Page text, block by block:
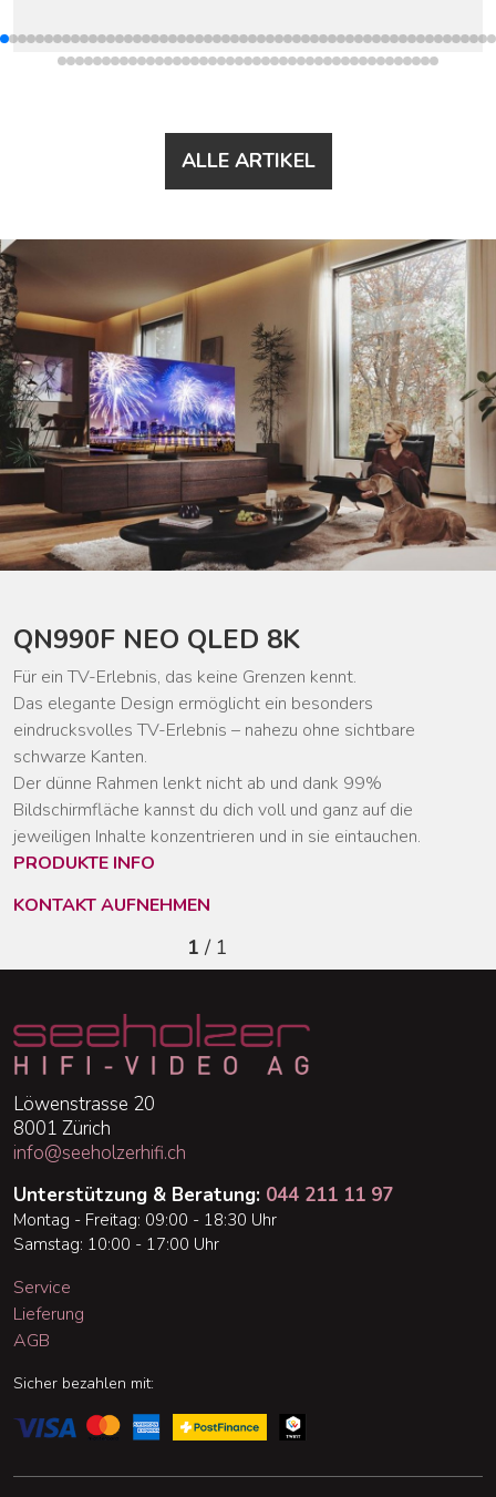
ALLE ARTIKEL
1 / 1
QN990F NEO QLED 8K
Für ein TV-Erlebnis, das keine Grenzen kennt.
Das elegante Design ermöglicht ein besonders
eindrucksvolles TV-Erlebnis – nahezu ohne sichtbare
schwarze Kanten.
Der dünne Rahmen lenkt nicht ab und dank 99%
Bildschirmfläche kannst du dich voll und ganz auf die
jeweiligen Inhalte konzentrieren und in sie eintauchen.
PRODUKTE INFO
KONTAKT AUFNEHMEN
Löwenstrasse 20
8001 Zürich
info@seeholzerhifi.ch
Unterstützung & Beratung: 044 211 11 97
Montag - Freitag: 09:00 - 18:30 Uhr
Samstag: 10:00 - 17:00 Uhr
Service
Lieferung
AGB
Sicher bezahlen mit: